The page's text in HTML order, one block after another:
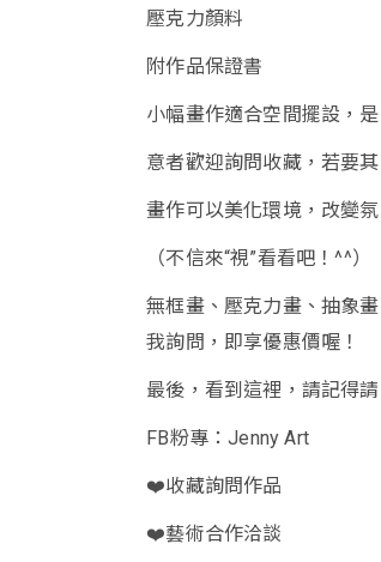
壓克力顏料
附作品保證書
小幅畫作適合空間擺設，
意者歡迎詢問收藏，若要
畫作可以美化環境，改變
（不信來“視”看看吧！^^）
無框畫、壓克力畫、抽象
我詢問，即享優惠價喔！
最後，看到這裡，請記得
FB粉專：Jenny Art
❤️收藏詢問作品
❤️藝術合作洽談